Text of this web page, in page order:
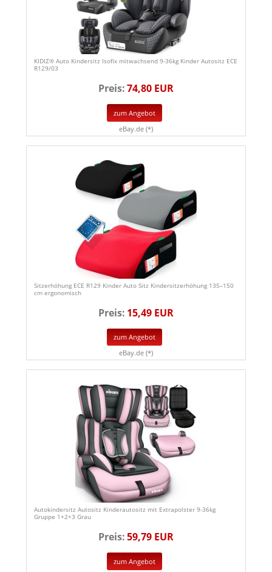
KIDIZ® Auto Kindersitz Isofix mitwachsend 9-36kg Kinder Autositz ECE
R129/03
Preis:74,80 EUR
zum Angebot
eBay.de (*)
Sitzerhöhung ECE R129 Kinder Auto Sitz Kindersitzerhöhung 135–150
cm ergonomisch
Preis: 15,49 EUR
zum Angebot
eBay.de (*)
Autokindersitz Autositz Kinderautositz mit Extrapolster 9-36kg
Gruppe 1+2+3 Grau
Preis:59,79 EUR
zum Angebot